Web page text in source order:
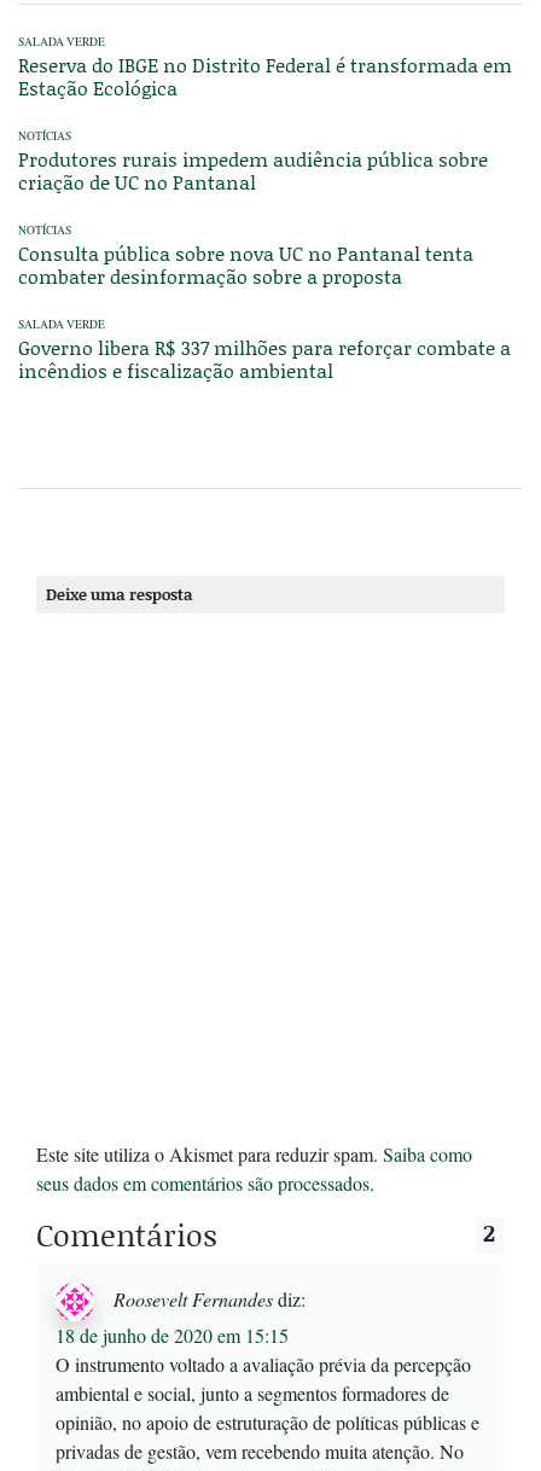
SALADA VERDE
Reserva do IBGE no Distrito Federal é transformada em
Estação Ecológica
NOTÍCIAS
Produtores rurais impedem audiência pública sobre
criação de UC no Pantanal
NOTÍCIAS
Consulta pública sobre nova UC no Pantanal tenta
combater desinformação sobre a proposta
SALADA VERDE
Governo libera R$ 337 milhões para reforçar combate a
incêndios e fiscalização ambiental
Deixe uma resposta
Este site utiliza o Akismet para reduzir spam. Saiba como
seus dados em comentários são processados.
Comentários 2
Roosevelt Fernandesdiz:
18 de junho de 2020 em 15:15
O instrumento voltado a avaliação prévia da percepção
ambiental e social, junto a segmentos formadores de
opinião, no apoio de estruturação de políticas públicas e
privadas de gestão, vem recebendo muita atenção. No